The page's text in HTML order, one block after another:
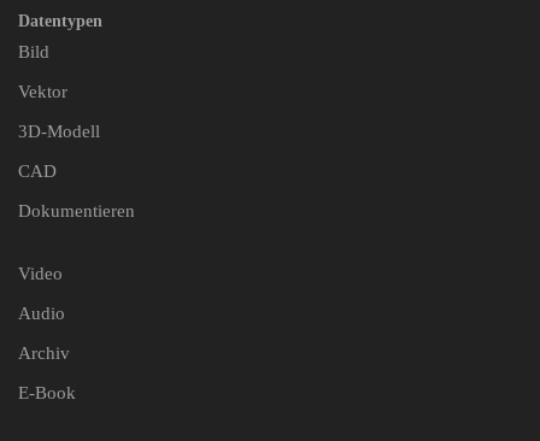
Datentypen
Bild
Vektor
3D-Modell
CAD
Dokumentieren
Video
Audio
Archiv
E-Book